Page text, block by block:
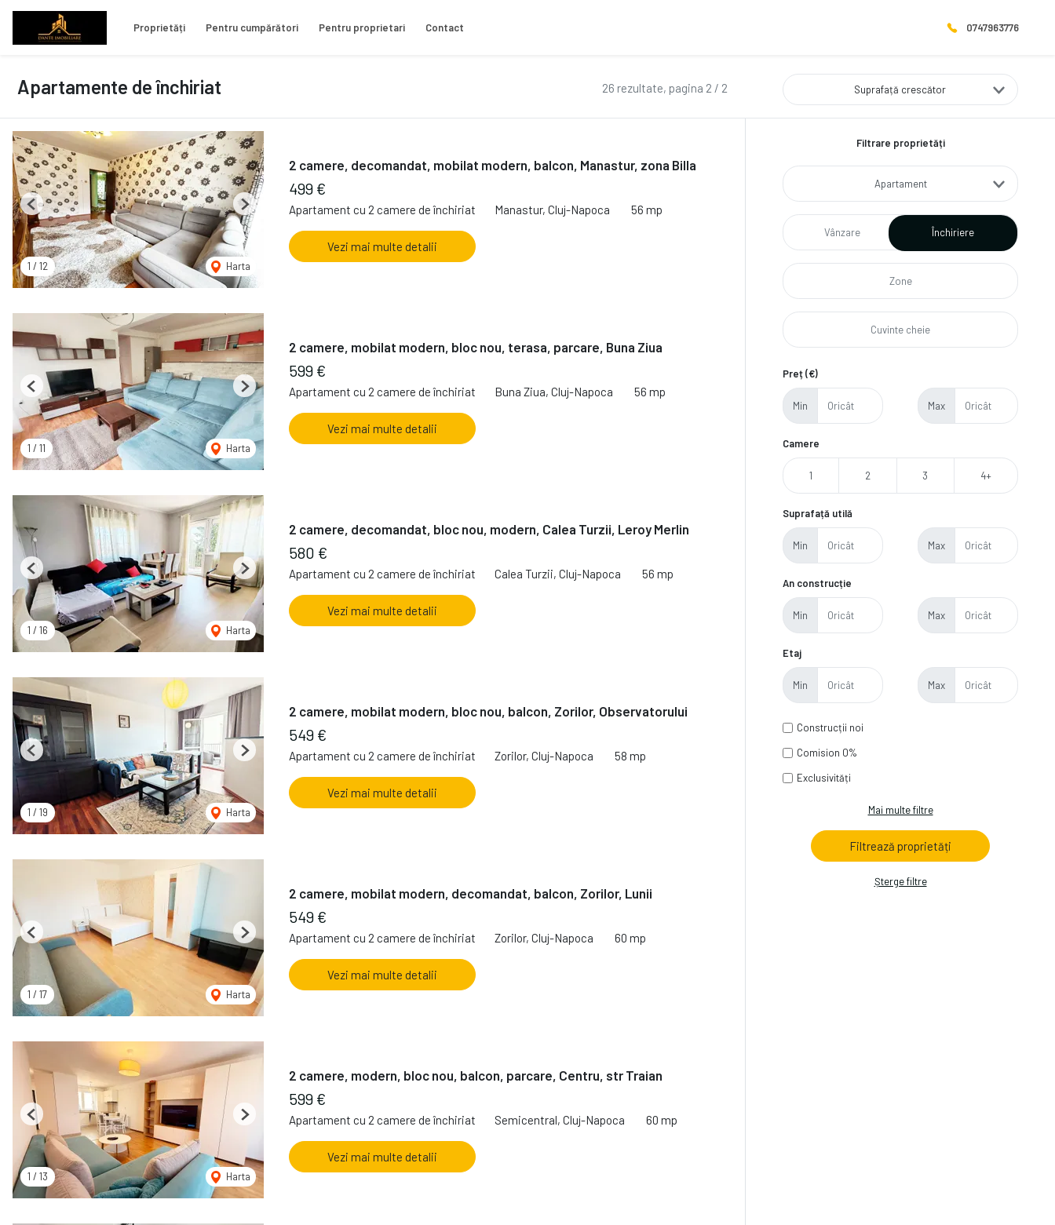
Proprietăți Pentru cumpărători Pentru proprietari Contact 0747963776
26 rezultate, pagina 2 / 2
Apartamente de închiriat Suprafață crescător
1 / 12 Harta
Previous Next
2 camere, decomandat, mobilat modern, balcon, Manastur, zona Billa
499 €
Apartament cu 2 camere de închiriat Manastur, Cluj-Napoca 56 mp
Vezi mai multe detalii
1 / 11 Harta
Previous Next
2 camere, mobilat modern, bloc nou, terasa, parcare, Buna Ziua
599 €
Apartament cu 2 camere de închiriat Buna Ziua, Cluj-Napoca 56 mp
Vezi mai multe detalii
1 / 16 Harta
Previous Next
2 camere, decomandat, bloc nou, modern, Calea Turzii, Leroy Merlin
580 €
Apartament cu 2 camere de închiriat Calea Turzii, Cluj-Napoca 56 mp
Vezi mai multe detalii
1 / 19 Harta
Previous Next
2 camere, mobilat modern, bloc nou, balcon, Zorilor, Observatorului
549 €
Apartament cu 2 camere de închiriat Zorilor, Cluj-Napoca 58 mp
Vezi mai multe detalii
1 / 17 Harta
Previous Next
2 camere, mobilat modern, decomandat, balcon, Zorilor, Lunii
549 €
Apartament cu 2 camere de închiriat Zorilor, Cluj-Napoca 60 mp
Vezi mai multe detalii
1 / 13 Harta
Previous Next
2 camere, modern, bloc nou, balcon, parcare, Centru, str Traian
599 €
Apartament cu 2 camere de închiriat Semicentral, Cluj-Napoca 60 mp
Vezi mai multe detalii
Filtrare proprietăți
Apartament
Vânzare Închiriere
Preț (€)
Min Max
Camere
1 2 3 4+
Suprafață utilă
Min Max
An construcție
Min Max
Etaj
Min Max
Construcții noi
Comision 0%
Exclusivități
Mai multe filtre
Șterge filtre